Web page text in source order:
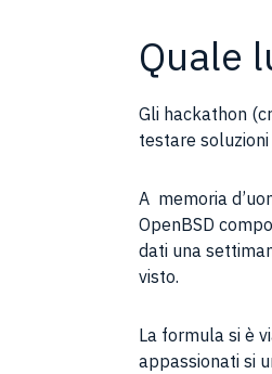
Quale
Gli hackathon
testare
A memoria
OpenBSD
dati una
visto.
La formula si è
appassionati si